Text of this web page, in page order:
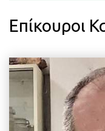
Επίκουροι